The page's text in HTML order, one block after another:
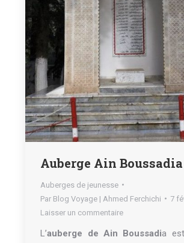
Auberge Ain Boussadia
Auberges de jeunesse
Par Blog Voyage | Ahmed Ferchichi
7
Laisser un commentaire
L’auberge de Ain Boussadia